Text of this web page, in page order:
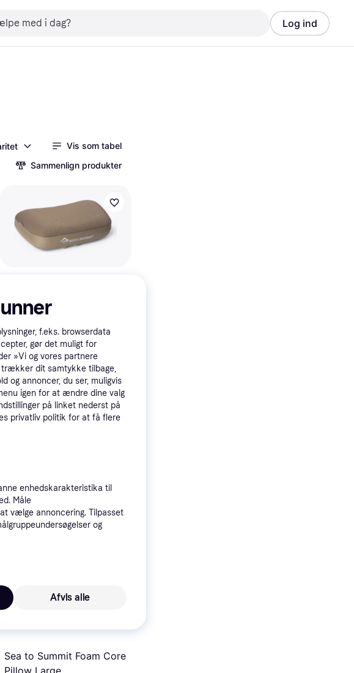
Log ind
Vis som tabel
Sammenlign produkter
Burnt Olive
Camping pude
251 kr.
Eller 84 kr./md.
9 butikker
-20 kr.
Sea to Summit Delta V
Siddepude
Camping pude, Polyester
179 kr.199 kr.
Sea to Summit Foam Core
f.eks. browserdata
gør det muligt for
»Vi og vores partnere
trækker dit samtykke tilbage,
og annoncer, du ser, muligvis
igen for at ændre dine valg
på linket nederst på
privatliv politik for at få flere
enhedskarakteristika til
Måle
vælge annoncering. Tilpasset
og
Afvis alle